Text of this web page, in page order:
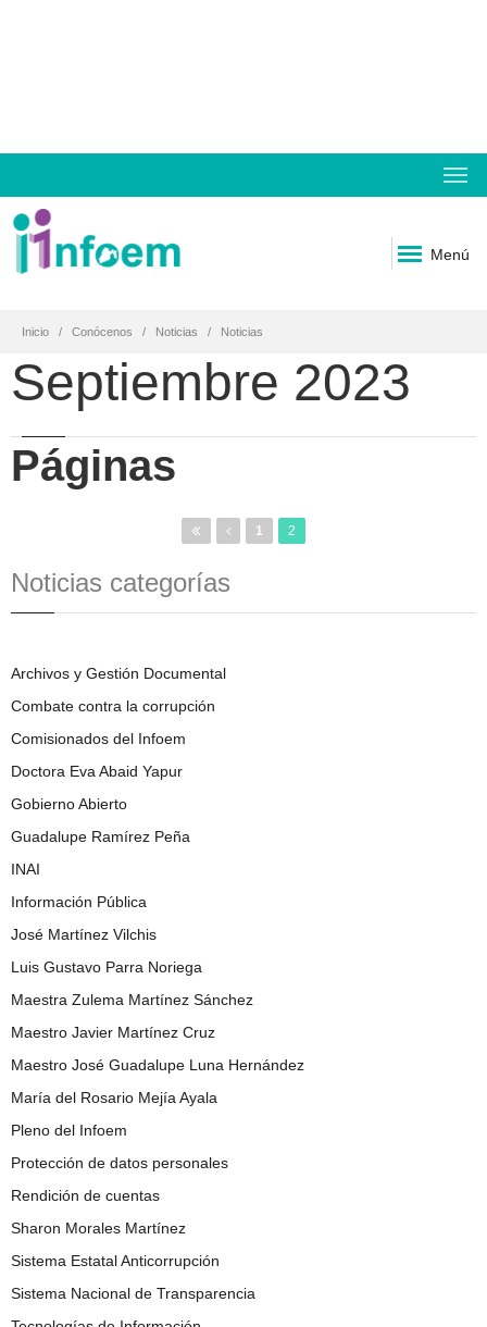
Menú
Inicio Conócenos Noticias Noticias
Septiembre 2023
Páginas
1 2
Noticias categorías
Archivos y Gestión Documental
Combate contra la corrupción
Comisionados del Infoem
Doctora Eva Abaid Yapur
Gobierno Abierto
Guadalupe Ramírez Peña
INAI
Información Pública
José Martínez Vilchis
Luis Gustavo Parra Noriega
Maestra Zulema Martínez Sánchez
Maestro Javier Martínez Cruz
Maestro José Guadalupe Luna Hernández
María del Rosario Mejía Ayala
Pleno del Infoem
Protección de datos personales
Rendición de cuentas
Sharon Morales Martínez
Sistema Estatal Anticorrupción
Sistema Nacional de Transparencia